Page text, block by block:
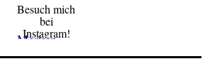
Besuch mich
bei
Instagram!
Merken